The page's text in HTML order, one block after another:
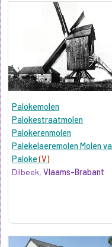
Palokemolen
Palokestraatmolen
Palokerenmolen
Palekelaeremolen Molen
Paloke(V)
Dilbeek, Vlaams-Brabant